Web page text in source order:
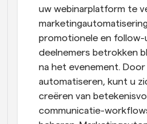
uw webinarplatform te
promotionele en follow-
deelnemers betrokken
na het evenement.
automatiseren, kunt u
creëren van
communicatie-